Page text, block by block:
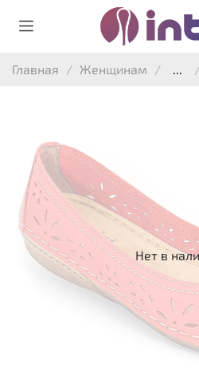
Главная Женщинам ...
Нет в